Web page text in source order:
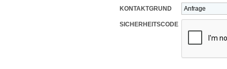
KONTAKTGRUND
SICHERHEITSCODE